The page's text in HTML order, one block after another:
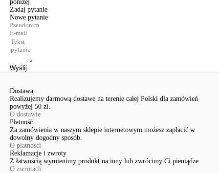
poniżej
Zadaj pytanie
Nowe pytanie
Wyślij
Dostawa
Realizujemy darmową dostawę na terenie całej Polski dla zamówień
powyżej 50 zł.
O dostawie
Płatność
Za zamówienia w naszym sklepie internetowym możesz zapłacić w
dowolny dogodny sposób.
O płatności
Reklamacje i zwroty
Z łatwością wymienimy produkt na inny lub zwrócimy Ci pieniądze.
O zwrotach